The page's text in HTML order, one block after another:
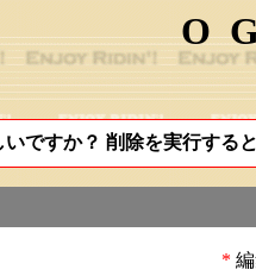
ですか？ 削除を実行する
*